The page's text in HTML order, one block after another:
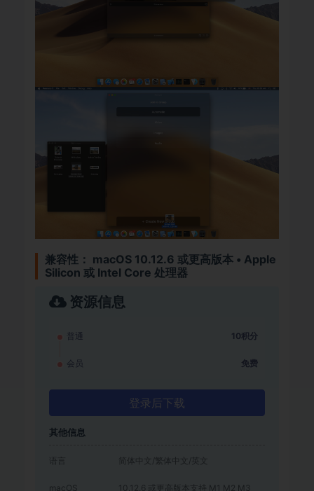
兼容性： macOS 10.12.6 或更高版本 • Apple
Silicon 或 Intel Core 处理器
资源信息
普通 10积分
会员 免费
登录后下载
其他信息
语言 简体中文/繁体中文/英文
macOS 10.12.6 或更高版本支持 M1 M2 M3